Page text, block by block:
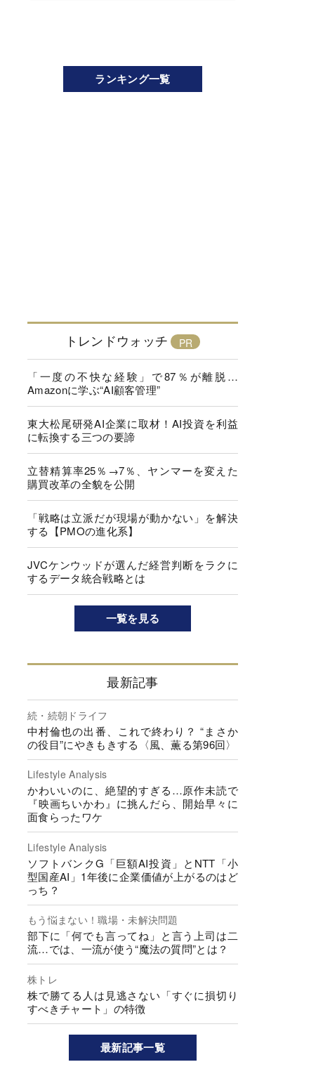
ランキング一覧
トレンドウォッチ
「一度の不快な経験」で87％が離脱…
Amazonに学ぶ“AI顧客管理”
東大松尾研発AI企業に取材！AI投資を利益
に転換する三つの要諦
立替精算率25％→7％、ヤンマーを変えた
購買改革の全貌を公開
「戦略は立派だが現場が動かない」を解決
する【PMOの進化系】
JVCケンウッドが選んだ経営判断をラクに
するデータ統合戦略とは
一覧を見る
最新記事
続・続朝ドライフ
中村倫也の出番、これで終わり？ “まさか
の役目”にやきもきする〈風、薫る第96回〉
Lifestyle Analysis
かわいいのに、絶望的すぎる…原作未読で
『映画ちいかわ』に挑んだら、開始早々に
面食らったワケ
Lifestyle Analysis
ソフトバンクG「巨額AI投資」とNTT「小
型国産AI」1年後に企業価値が上がるのはど
っち？
もう悩まない！職場・未解決問題
部下に「何でも言ってね」と言う上司は二
流…では、一流が使う“魔法の質問”とは？
株トレ
株で勝てる人は見逃さない「すぐに損切り
すべきチャート」の特徴
最新記事一覧